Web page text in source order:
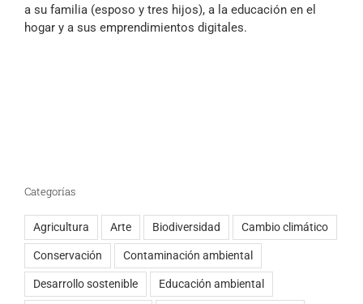
a su familia (esposo y tres hijos), a la educación en el
hogar y a sus emprendimientos digitales.
Categorías
Agricultura Arte Biodiversidad Cambio climático
Conservación Contaminación ambiental
Desarrollo sostenible Educación ambiental